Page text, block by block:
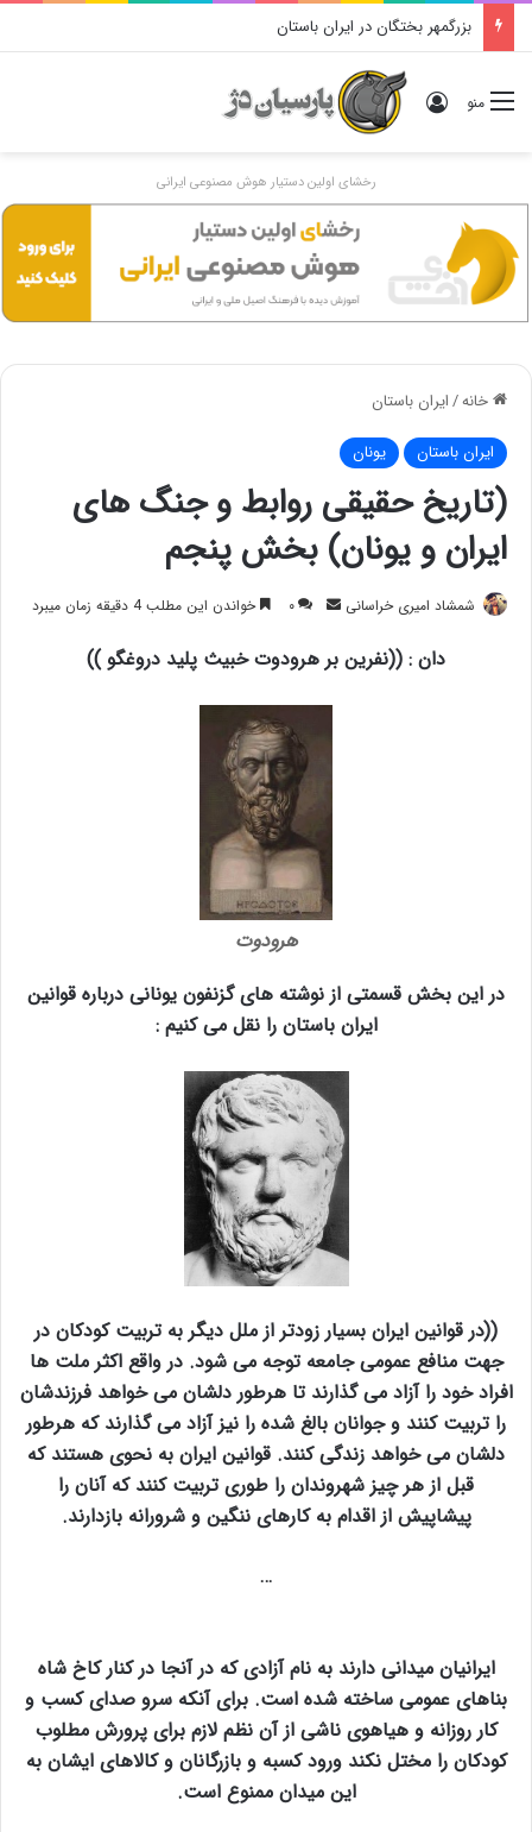
بزرگمهر بختگان در ایران باستان
منو ورود
رخشای اولین دستیار هوش مصنوعی ایرانی
خانه/ایران باستان
ایران باستان یونان
(تاریخ حقیقی روابط و جنگ های
ایران و یونان) بخش پنجم
شمشاد امیری خراسانی
ارسال۰ خواندن این مطلب 4 دقیقه زمان میبرد
دان : ((نفرین بر هرودوت خبیث پلید دروغگو ))
هرودوت
در این بخش قسمتی از نوشته های گزنفون یونانی درباره قوانین
ایران باستان را نقل می کنیم :
((در قوانین ایران بسیار زودتر از ملل دیگر به تربیت کودکان در
جهت منافع عمومی جامعه توجه می شود. در واقع اکثر ملت ها
افراد خود را آزاد می گذارند تا هرطور دلشان می خواهد فرزندشان
را تربیت کنند و جوانان بالغ شده را نیز آزاد می گذارند که هرطور
دلشان می خواهد زندگی کنند. قوانین ایران به نحوی هستند که
قبل از هر چیز شهروندان را طوری تربیت کنند که آنان را
پیشاپیش از اقدام به کارهای ننگین و شرورانه بازدارند.
…
ایرانیان میدانی دارند به نام آزادی که در آنجا در کنار کاخ شاه
بناهای عمومی ساخته شده است. برای آنکه سرو صدای کسب و
کار روزانه و هیاهوی ناشی از آن نظم لازم برای پرورش مطلوب
کودکان را مختل نکند ورود کسبه و بازرگانان و کالاهای ایشان به
این میدان ممنوع است.